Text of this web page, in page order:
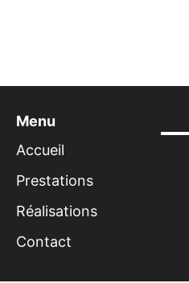
Menu
Accueil
Prestations
Réalisations
Contact